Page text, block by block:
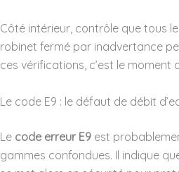
Côté intérieur, contrôle que tous
robinet fermé par inadvertance
ces vérifications, c’est le
Le code E9 : le défaut de débit
Le code erreur E9 est
gammes confondues. Il indique